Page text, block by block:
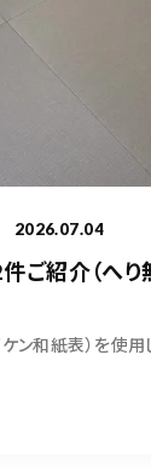
2026.07.04
ご紹介（へ
ン和紙表）を使
011-
～18:00（定休日 日曜
問い合わせはこち